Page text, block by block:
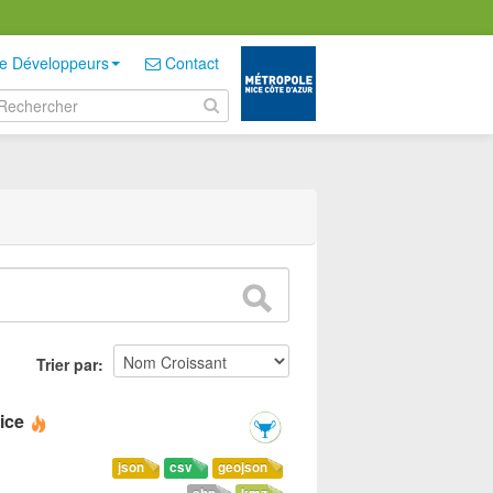
Développeurs Contact
Trier par
geojson
csv
json